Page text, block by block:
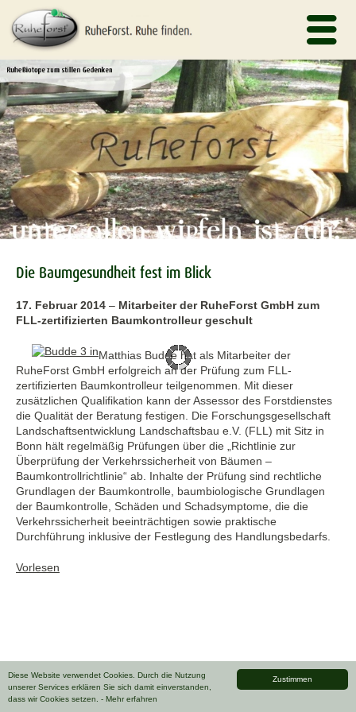
Zustimmen
Diese Website verwendet Cookies. Durch die Nutzung
unserer Services erklären Sie sich damit einverstanden,
dass wir Cookies setzen. - Mehr erfahren
Die Baumgesundheit fest im Blick
17. Februar 2014 – Mitarbeiter der RuheForst GmbH zum
FLL-zertifizierten Baumkontrolleur geschult
Matthias Budde hat als Mitarbeiter der
RuheForst GmbH erfolgreich an der Prüfung zum FLL-
zertifizierten Baumkontrolleur teilgenommen. Mit dieser
zusätzlichen Qualifikation kann der Assessor des Forstdienstes
die Qualität der Beratung festigen. Die Forschungsgesellschaft
Landschaftsentwicklung Landschaftsbau e.V. (FLL) mit Sitz in
Bonn hält regelmäßig Prüfungen über die „Richtlinie zur
Überprüfung der Verkehrssicherheit von Bäumen –
Baumkontrollrichtlinie“ ab. Inhalte der Prüfung sind rechtliche
Grundlagen der Baumkontrolle, baumbiologische Grundlagen
der Baumkontrolle, Schäden und Schadsymptome, die die
Verkehrssicherheit beeinträchtigen sowie praktische
Durchführung inklusive der Festlegung des Handlungsbedarfs.
Vorlesen